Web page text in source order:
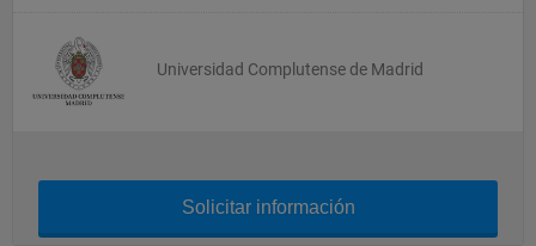
Universidad Complutense de Madrid
Solicitar información